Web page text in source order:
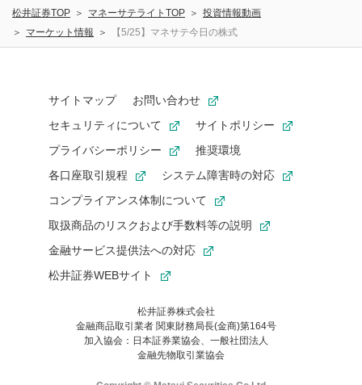
松井証券TOP マネーサテライトTOP
投資情報動画
マーケット情報
【5/25】マネサテ今日の株式
サイトマップ
お問い合わせ
セキュリティについて
サイトポリシー
プライバシーポリシー
推奨環境
各口座取引規程
システム障害時の対応
コンプライアンス体制について
取扱商品のリスクおよび手数料等の説明
金融サービス提供法への対応
松井証券WEBサイト
松井証券株式会社
金融商品取引業者 関東財務局長(金商)第164号
加入協会：日本証券業協会、一般社団法人
金融先物取引業協会
お気に入り機能は松井証券の会員限定の機能です。
お気に入り登録いただくと、後からいつでもお気に入りのコンテ
ンツを一覧でご確認いただけます。
ご利用いただくには口座開設が必要です。